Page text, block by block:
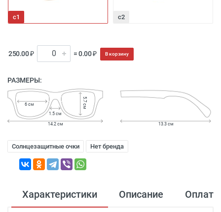
с1 с2
250.00 ₽ = 0.00 ₽ В корзину
РАЗМЕРЫ:
1.5 см
6 см 5.7 см
14.2 см 13.3 см
Солнцезащитные очки Нет бренда
Характеристики Описание Оплата